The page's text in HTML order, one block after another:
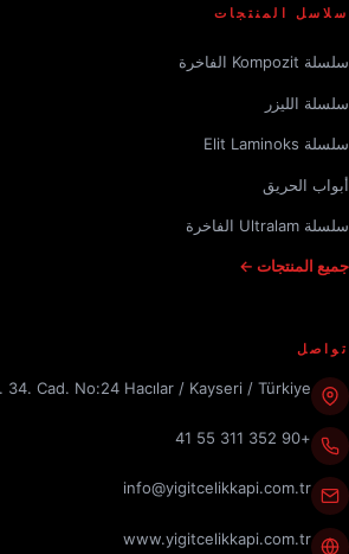
سلاسل المنتجات
سلسلة Kompozit الفاخرة
سلسلة الليزر
سلسلة Elit Laminoks
أبواب الحريق
سلسلة Ultralam الفاخرة
جميع المنتجات ←
تواصل
34. Cad. No:24 Hacılar / Kayseri / Türkiye
+90 352 311 55 41
info@yigitcelikkapi.com.tr
www.yigitcelikkapi.com.tr